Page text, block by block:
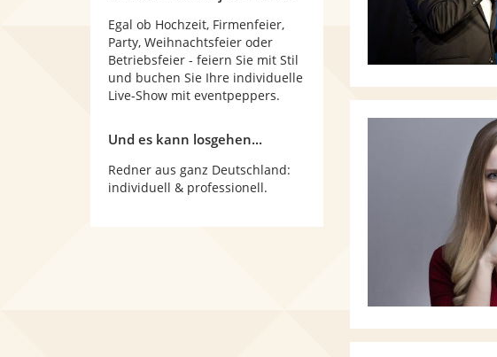
Egal ob Hochzeit, Firmenfeier,
Party, Weihnachtsfeier oder
Betriebsfeier - feiern Sie mit Stil
und buchen Sie Ihre individuelle
Live-Show mit eventpeppers.
Und es kann losgehen...
Redner aus ganz Deutschland:
individuell & professionell.